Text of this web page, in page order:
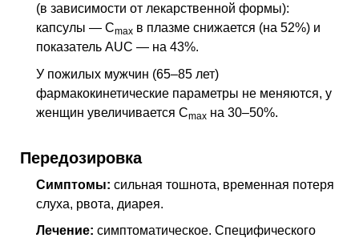
(в зависимости от лекарственной формы):
капсулы — Cmax в плазме снижается (на 52%) и
показатель AUC — на 43%.
У пожилых мужчин (65–85 лет)
фармакокинетические параметры не меняются, у
женщин увеличивается Cmax на 30–50%.
Передозировка
Симптомы: сильная тошнота, временная потеря
слуха, рвота, диарея.
Лечение: симптоматическое. Специфического